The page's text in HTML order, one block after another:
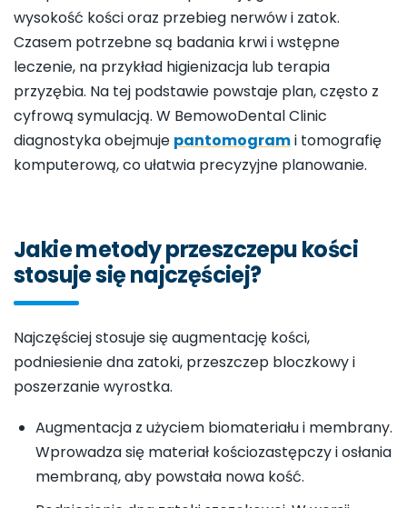
wysokość kości oraz przebieg nerwów i zatok.
Czasem potrzebne są badania krwi i wstępne
leczenie, na przykład higienizacja lub terapia
przyzębia. Na tej podstawie powstaje plan, często z
cyfrową symulacją. W BemowoDental Clinic
diagnostyka obejmuje pantomogrami tomografię
komputerową, co ułatwia precyzyjne planowanie.
Jakie metody przeszczepu kości
stosuje się najczęściej?
Najczęściej stosuje się augmentację kości,
podniesienie dna zatoki, przeszczep bloczkowy i
poszerzanie wyrostka.
Augmentacja z użyciem biomateriału i membrany.
Wprowadza się materiał kościozastępczy i osłania
membraną, aby powstała nowa kość.